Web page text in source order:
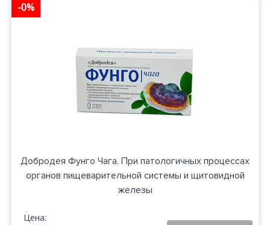
-0%
Добродея Фунго Чага. При патологичных процессах
органов пищеварительной системы и щитовидной
железы
Цена: